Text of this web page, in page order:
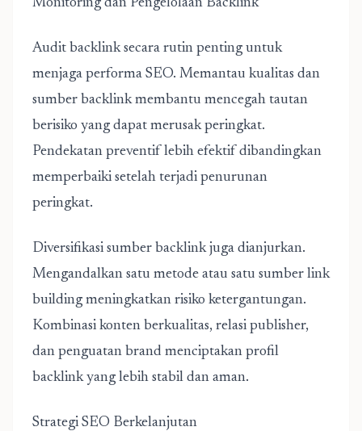
Monitoring dan Pengelolaan Backlink
Audit backlink secara rutin penting untuk
menjaga performa SEO. Memantau kualitas dan
sumber backlink membantu mencegah tautan
berisiko yang dapat merusak peringkat.
Pendekatan preventif lebih efektif dibandingkan
memperbaiki setelah terjadi penurunan
peringkat.
Diversifikasi sumber backlink juga dianjurkan.
Mengandalkan satu metode atau satu sumber link
building meningkatkan risiko ketergantungan.
Kombinasi konten berkualitas, relasi publisher,
dan penguatan brand menciptakan profil
backlink yang lebih stabil dan aman.
Strategi SEO Berkelanjutan